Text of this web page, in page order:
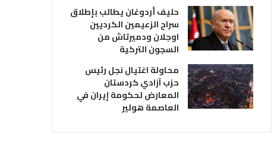
حليف أردوغان يطالب بإطلاق
سراح الزعيمين الكرديين
اوجلان ودميرتاش من
السجون التركية
محاولة اغتيال نجل رئيس
حزب آزادي كردستان
المعارض لحكومة إيران في
العاصمة هولير